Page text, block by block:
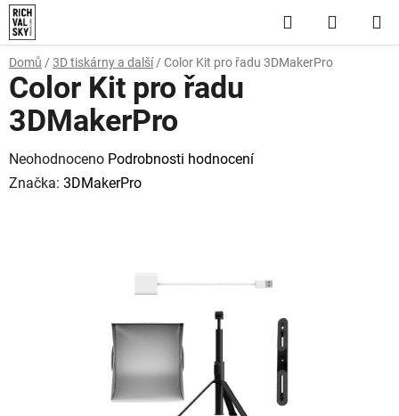
Přejít
na
obsah
Hledat
KOŠÍK
Domů / 3D tiskárny a další / Color Kit pro řadu 3DMakerPro
Color Kit pro řadu
3DMakerPro
Průměrné
hodnocení
Neohodnoceno Podrobnosti hodnocení
Značka: 3DMakerPro